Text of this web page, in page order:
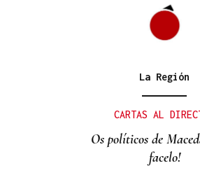
CRECIMIENTO
Gráfico | España
alcanzar un nuevo
La Región
CARTAS AL
Os políticos de
facelo!